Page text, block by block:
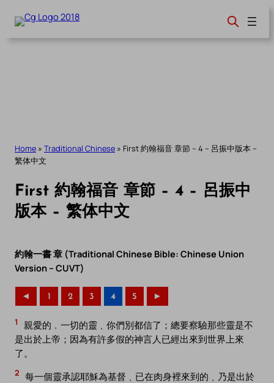
content
Home » Traditional Chinese » First 約翰福音 章節 – 4 – 呂振中版本 –
繁体中文
First 約翰福音 章節 – 4 – 呂振中
版本 – 繁体中文
約翰一書 章 (Traditional Chinese Bible: Chinese Union
Version – CUVT)
◄ 1 2 3 4 5 ►
1
親愛的﹐一切的靈﹑你們別都信了；總要察驗那些靈是不
是出於上帝；因為有許多假的神言人已經出來到世界上來
了。
2 每一個靈承認耶穌為基督﹑已在肉身裡來到的﹑乃是出於